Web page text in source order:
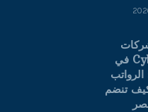
10 شركات
Cybersecurity في
2026: الرواتب
تنضم